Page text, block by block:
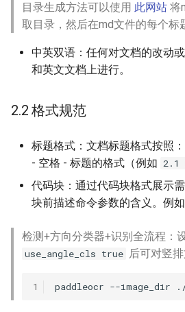
目录生成方法可以使用 此网站 将
取目录，然后在md文件的每个标
中英双语：任何对文档的改动
和英文文档上进行。
2.2 格式规范
标题格式：文档标题格式按照
- 空格 - 标题的格式（例如 2.1
代码块：通过代码块格式展示
块前描述命令参数的含义。例如
检测+方向分类器+识别全流程：
use_angle_cls true 后可对竖排
1 paddleocr --image_dir